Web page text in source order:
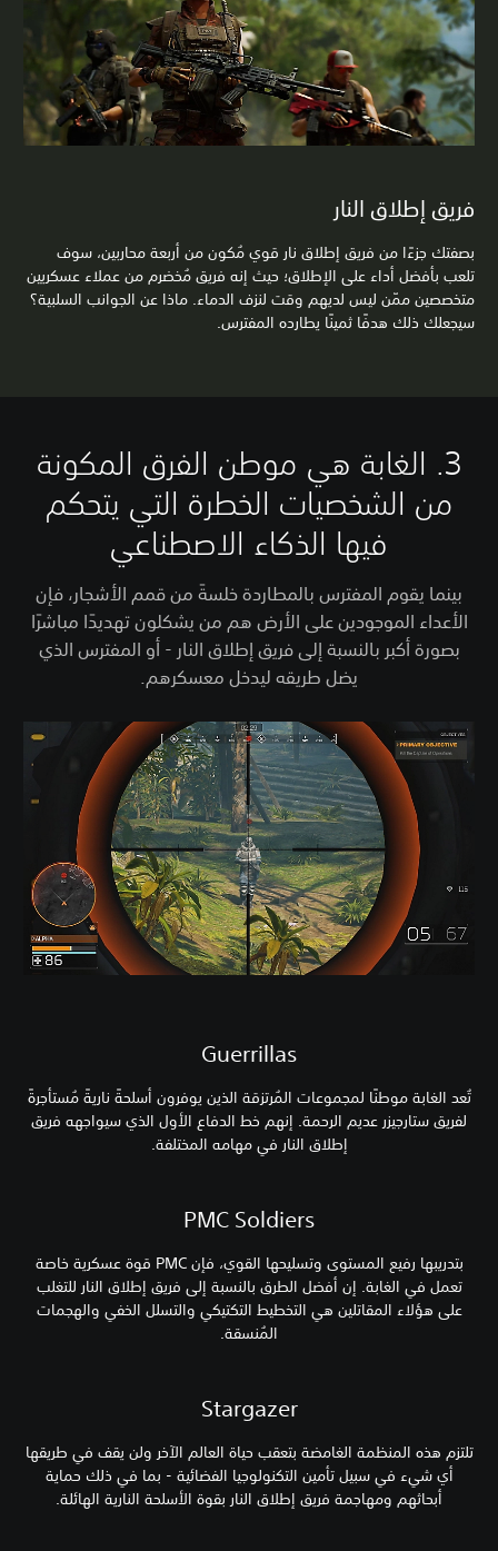
فريق إطلاق النار
بصفتك جزءًا من فريق إطلاق نار قوي مُكون من أربعة محاربين، سوف
تلعب بأفضل أداء على الإطلاق؛ حيث إنه فريق مُخضرم من عملاء عسكريين
متخصصين ممّن ليس لديهم وقت لنزف الدماء. ماذا عن الجوانب السلبية؟
سيجعلك ذلك هدفًا ثمينًا يطارده المفترس.
3. الغابة هي موطن الفرق المكونة
من الشخصيات الخطرة التي يتحكم
فيها الذكاء الاصطناعي
بينما يقوم المفترس بالمطاردة خلسةً من قمم الأشجار، فإن
الأعداء الموجودين على الأرض هم من يشكلون تهديدًا مباشرًا
بصورة أكبر بالنسبة إلى فريق إطلاق النار - أو المفترس الذي
يضل طريقه ليدخل معسكرهم.
Guerrillas
تُعد الغابة موطنًا لمجموعات المُرتزقة الذين يوفرون أسلحةً ناريةً مُستأجرةً
لفريق ستارجيزر عديم الرحمة. إنهم خط الدفاع الأول الذي سيواجهه فريق
إطلاق النار في مهامه المختلفة.
PMC Soldiers
بتدريبها رفيع المستوى وتسليحها القوي، فإن PMC قوة عسكرية خاصة
تعمل في الغابة. إن أفضل الطرق بالنسبة إلى فريق إطلاق النار للتغلب
على هؤلاء المقاتلين هي التخطيط التكتيكي والتسلل الخفي والهجمات
المُنسقة.
Stargazer
تلتزم هذه المنظمة الغامضة بتعقب حياة العالم الآخر ولن يقف في طريقها
أي شيء في سبيل تأمين التكنولوجيا الفضائية - بما في ذلك حماية
أبحاثهم ومهاجمة فريق إطلاق النار بقوة الأسلحة النارية الهائلة.